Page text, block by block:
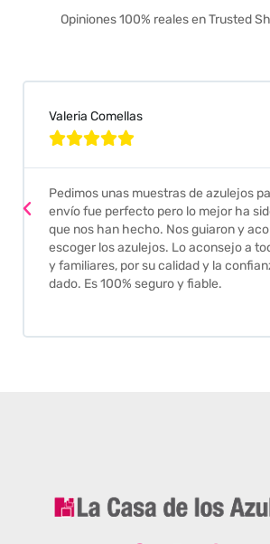
Opiniones 100% reales en Trusted
Valeria Comellas

Pedimos unas muestras de azulejos
envío fue perfecto pero lo mejor ha
que nos han hecho. Nos guiaron y
escoger los azulejos. Lo aconsejo a
y familiares, por su calidad y la
dado. Es 100% seguro y fiable.